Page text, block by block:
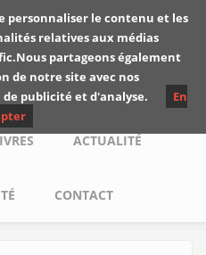
de
ACTUALITÉ
CONTACT
personnaliser le contenu et les
relatives aux médias
partageons également
de notre site avec nos
publicité et d'analyse.
En